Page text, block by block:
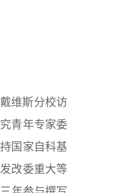
维斯分校访
青年专家委
国家自科基
改委重大等